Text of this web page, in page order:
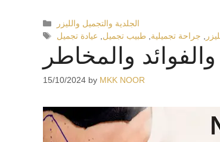
الجلدية والتجميل والليزر
جراحة تجميلية طبيب تجميل عيادة تجميل
والمخاطر
15/10/2024 by MKK NOOR